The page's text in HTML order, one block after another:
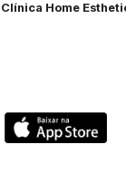
Clínica Home